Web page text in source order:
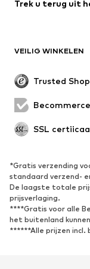
Mantels
Evenementen
SCHOENEN
Sneakers
Pumps & hakken
Sandalen
Sportschoenen
Muiltjes
Trek u terug uit
VEILIG WINKELEN
Trusted
SSL
*Gratis verzending
standaard verzend-
De laagste totale
prijsverlaging.
****Gratis voor alle
het buitenland
******Alle prijzen incl.